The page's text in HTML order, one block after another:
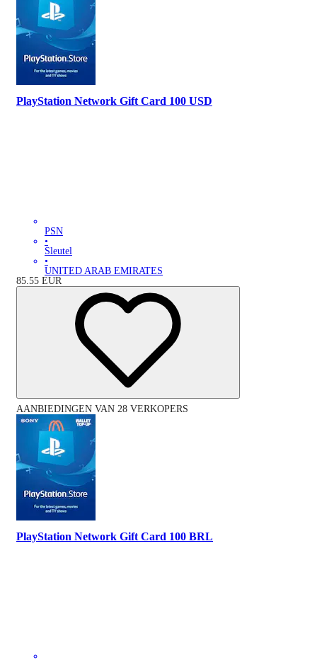
PlayStation Network Gift Card 100 USD
PSN
•
Sleutel
•
UNITED ARAB EMIRATES
85.55 EUR
AANBIEDINGEN VAN 28 VERKOPERS
PlayStation Network Gift Card 100 BRL